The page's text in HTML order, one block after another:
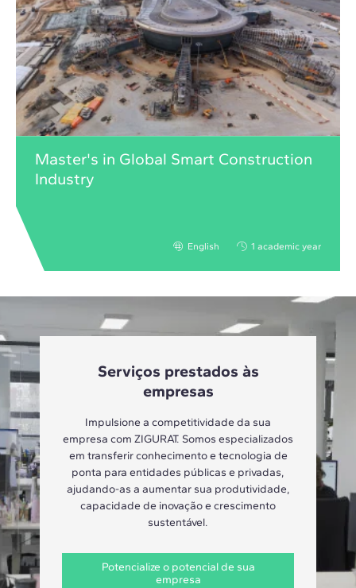
Master's in Global Smart Construction
Industry
English 1 academic year
Serviços prestados às
empresas
Impulsione a competitividade da sua
empresa com ZIGURAT. Somos especializados
em transferir conhecimento e tecnologia de
ponta para entidades públicas e privadas,
ajudando-as a aumentar sua produtividade,
capacidade de inovação e crescimento
sustentável.
Potencialize o potencial de sua
empresa